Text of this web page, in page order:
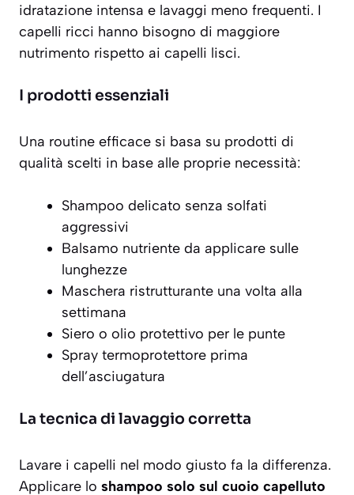
idratazione intensa e lavaggi meno frequenti. I
capelli ricci hanno bisogno di maggiore
nutrimento rispetto ai capelli lisci.
I prodotti essenziali
Una routine efficace si basa su prodotti di
qualità scelti in base alle proprie necessità:
Shampoo delicato senza solfati
aggressivi
Balsamo nutriente da applicare sulle
lunghezze
Maschera ristrutturante una volta alla
settimana
Siero o olio protettivo per le punte
Spray termoprotettore prima
dell’asciugatura
La tecnica di lavaggio corretta
Lavare i capelli nel modo giusto fa la differenza.
Applicare lo shampoo solo sul cuoio capelluto